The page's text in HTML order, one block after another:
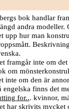
bok handlar
andra modeller.
upp hur man
framgår inte om
om
inte om den är
engelska finns det
for... kvinnor,
har skrivits mycket